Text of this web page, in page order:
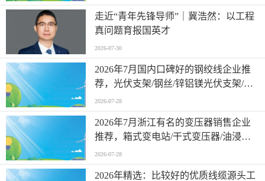
走近“青年先锋导师”｜冀浩然：以工程
真问题育报国英才
2026-07-30
2026年7月国内口碑好的钢绞线企业推
荐，光伏支架/钢丝/锌铝镁光伏支架/预
应力钢绞线，钢绞线公司哪家权威
2026-07-28
2026年7月浙江有名的变压器销售企业
推荐，箱式变电站/干式变压器/油浸式
变压器/预装式变电站，变压器实力厂家
口碑推荐
2026-07-28
2026年精选：比较好的优质线缆源头工